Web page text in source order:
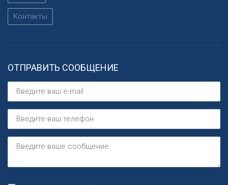
Контакты
ОТПРАВИТЬ СООБЩЕНИЕ